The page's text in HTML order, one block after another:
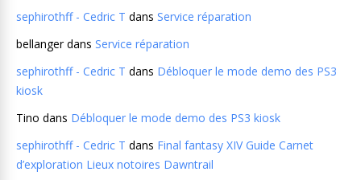
sephirothff - Cedric T dans Service réparation
bellangerdans Service réparation
sephirothff - Cedric T dans Débloquer le mode demo des PS3
kiosk
Tino dans Débloquer le mode demo des PS3 kiosk
sephirothff - Cedric T dans Final fantasy XIV Guide Carnet
d’exploration Lieux notoires Dawntrail